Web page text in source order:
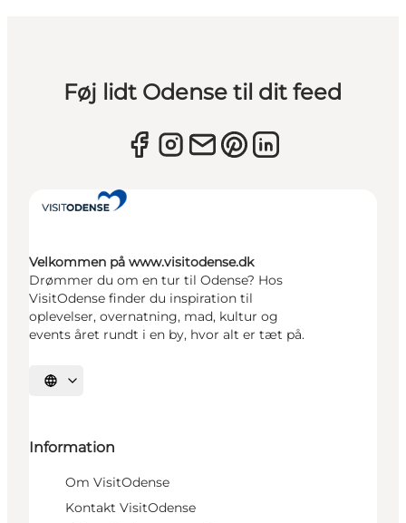
Føj lidt Odense til dit feed
Velkommen på www.visitodense.dk
Drømmer du om en tur til Odense? Hos
VisitOdense finder du inspiration til
oplevelser, overnatning, mad, kultur og
events året rundt i en by, hvor alt er tæt på.
Vælg sprog
Information
Om VisitOdense
Kontakt VisitOdense